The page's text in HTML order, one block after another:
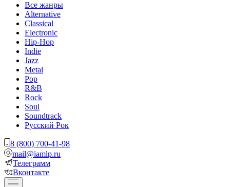
Все жанры
Alternative
Classical
Electronic
Hip-Hop
Indie
Jazz
Metal
Pop
R&B
Rock
Soul
Soundtrack
Русский Рок
8 (800) 700-41-98
mail@iamlp.ru
Телеграмм
Вконтакте